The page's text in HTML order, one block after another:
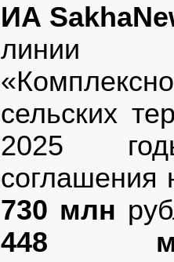
ИА
линии
сельских
2025
730 млн
448